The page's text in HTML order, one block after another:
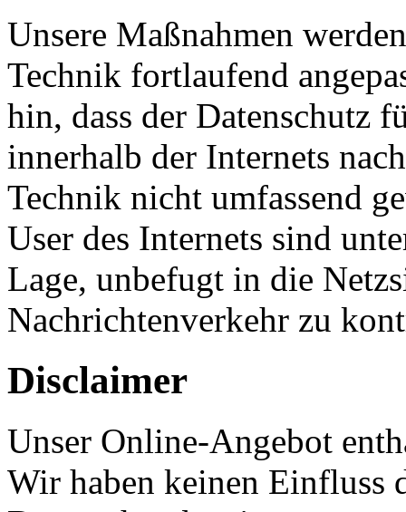
Unsere Maßnahmen
Technik fortlaufend
hin, dass der Datenschutz
innerhalb der Internets
Technik nicht umfassend
User des Internets sind
Lage, unbefugt in die
Nachrichtenverkehr zu
Disclaimer
Unser Online-Angebot
Wir haben keinen Einfluss